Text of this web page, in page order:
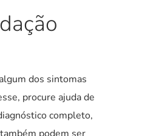
dos sintomas
procure ajuda de
completo,
podem ser